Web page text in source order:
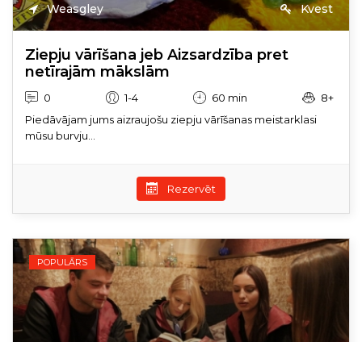
Weasgley Kvest
Ziepju vārīšana jeb Aizsardzība pret
netīrajām mākslām
0 1-4 60 min
8+
Piedāvājam jums aizraujošu ziepju vārīšanas meistarklasi
mūsu burvju...
Rezervēt
POPULĀRS